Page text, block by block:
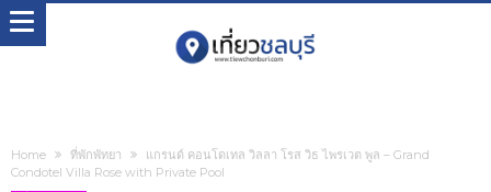
Home ที่พักพัทยา
แกรนด์ คอนโดเทล วิลลา โรส วิธ ไพรเวต พูล – Grand
Condotel Villa Rose with Private Pool